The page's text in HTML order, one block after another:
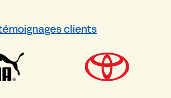
clients